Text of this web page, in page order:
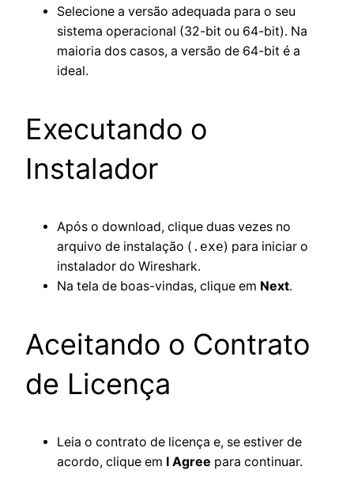
Selecione a versão adequada para o seu
sistema operacional (32-bit ou 64-bit). Na
maioria dos casos, a versão de 64-bit é a
ideal.
Executando o
Instalador
Após o download, clique duas vezes no
arquivo de instalação ( .exe) para iniciar o
instalador do Wireshark.
Na tela de boas-vindas, clique em Next.
Aceitando o Contrato
de Licença
Leia o contrato de licença e, se estiver de
acordo, clique em I Agree para continuar.